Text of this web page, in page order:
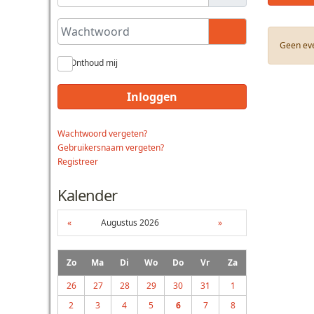
Wachtwoord
Toon
Onthoud mij
Inloggen
Wachtwoord vergeten?
Gebruikersnaam vergeten?
Registreer
Kalender
« Augustus 2026 »
Zo Ma Di Wo Do Vr
Za
26
27 28 29 30 31
1
2
3 4 5 6 7 8
Geen